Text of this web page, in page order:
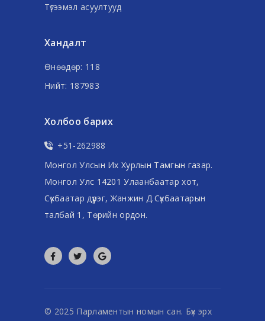
Түгээмэл асуултууд
Хандалт
Өнөөдөр: 118
Нийт: 187983
Холбоо барих
+51-262988
Монгол Улсын Их Хурлын Тамгын газар.
Монгол Улс 14201 Улаанбаатар хот,
Сүхбаатар дүүрэг, Жанжин Д.Сүхбаатарын
талбай 1, Төрийн ордон.
© 2025 Парламентын номын сан. Бүх эрх